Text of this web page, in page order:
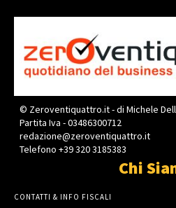
© Zeroventiquattro.it - di Michele
Partita Iva - 03486300712
redazione@zeroventiquattro.it
Telefono +39 320 3185383
Chi
CONTATTI & INFO FISCALI